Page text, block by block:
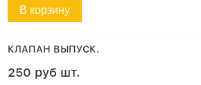
В корзину
КЛАПАН ВЫПУСК.
250 руб шт.